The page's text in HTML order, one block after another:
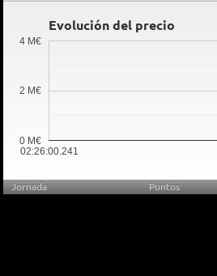
Evolución del precio
02:26:00.241
0 M€
2 M€
4 M€
Jornada Puntos